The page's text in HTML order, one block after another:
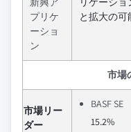
プリケ
ーショ
ン
と拡大の
市場
市場リー
ダー
BASF SE
15.2%